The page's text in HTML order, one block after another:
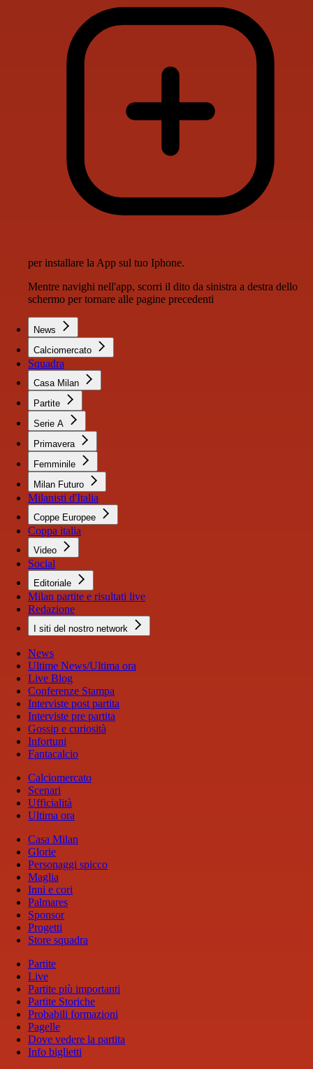
per installare la App sul tuo Iphone.
Mentre navighi nell'app, scorri il dito da sinistra a destra dello
schermo per tornare alle pagine precedenti
News
Calciomercato
Squadra
Casa Milan
Partite
Serie A
Primavera
Femminile
Milan Futuro
Milanisti d'Italia
Coppe Europee
Coppa italia
Video
Social
Editoriale
Milan partite e risultati live
Redazione
I siti del nostro network
News
Ultime News/Ultima ora
Live Blog
Conferenze Stampa
Interviste post partita
Interviste pre partita
Gossip e curiosità
Infortuni
Fantacalcio
Calciomercato
Scenari
Ufficialità
Ultima ora
Casa Milan
Glorie
Personaggi spicco
Maglia
Inni e cori
Palmares
Sponsor
Progetti
Store squadra
Partite
Live
Partite più importanti
Partite Storiche
Probabili formazioni
Pagelle
Dove vedere la partita
Info biglietti